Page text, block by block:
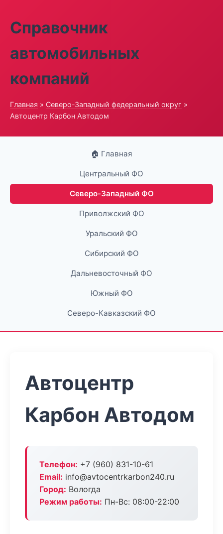
Справочник
автомобильных
компаний
Главная » Северо-Западный федеральный округ »
Автоцентр Карбон Автодом
🏠 Главная
Центральный ФО
Северо-Западный ФО
Приволжский ФО
Уральский ФО
Сибирский ФО
Дальневосточный ФО
Южный ФО
Северо-Кавказский ФО
Автоцентр
Карбон Автодом
Телефон: +7 (960) 831-10-61
Email: info@avtocentrkarbon240.ru
Город: Вологда
Режим работы: Пн-Вс: 08:00-22:00